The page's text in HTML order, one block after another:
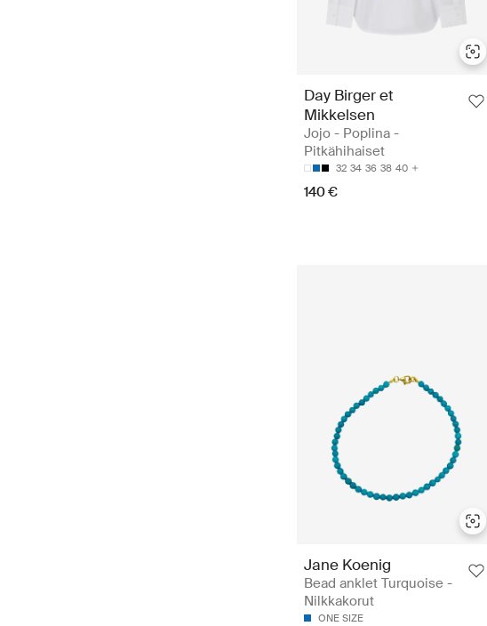
Day Birger et
Mikkelsen
Jojo - Poplina -
Pitkähihaiset
32 34 36 38 40
140 €
Jane Koenig
Bead anklet Turquoise -
Nilkkakorut
ONE SIZE